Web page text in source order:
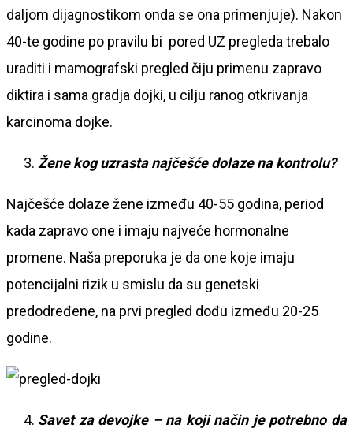
daljom dijagnostikom onda se ona primenjuje). Nakon
40-te godine po pravilu bi pored UZ pregleda trebalo
uraditi i mamografski pregled čiju primenu zapravo
diktira i sama gradja dojki, u cilju ranog otkrivanja
karcinoma dojke.
Žene kog uzrasta najčešće dolaze na kontrolu?
Najčešće dolaze žene između 40-55 godina, period
kada zapravo one i imaju najveće hormonalne
promene. Naša preporuka je da one koje imaju
potencijalni rizik u smislu da su genetski
predodređene, na prvi pregled dođu između 20-25
godine.
Savet za devojke – na koji način je potrebno da